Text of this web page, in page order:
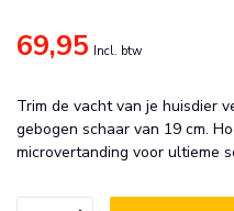
69,95 Incl. btw
Trim de vacht van je huisdier
gebogen schaar van 19 cm.
microvertanding voor ultieme